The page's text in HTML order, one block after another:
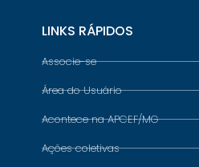
LINKS RÁPIDOS
Associe-se
Área do Usuário
Acontece na APCEF/MG
Ações coletivas